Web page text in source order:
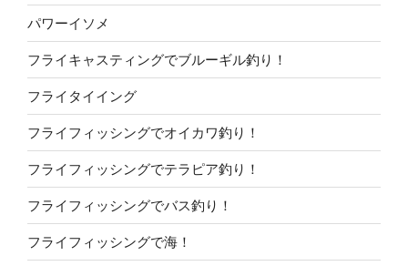
パワーイソメ
フライキャスティングでブルーギル釣り！
フライタイイング
フライフィッシングでオイカワ釣り！
フライフィッシングでテラピア釣り！
フライフィッシングでバス釣り！
フライフィッシングで海！